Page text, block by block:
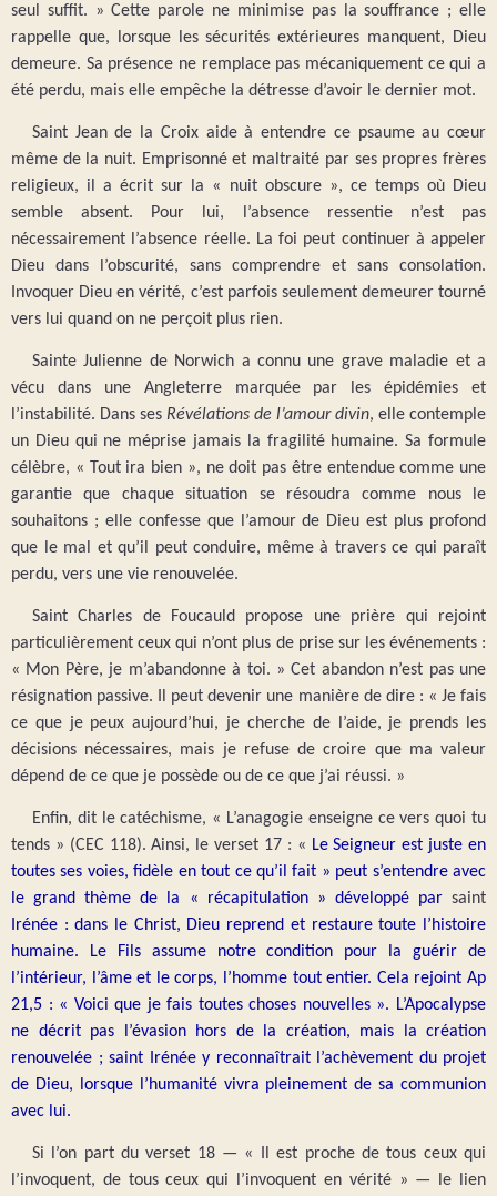
seul suffit. » Cette parole ne minimise pas la souffrance ; elle
rappelle que, lorsque les sécurités extérieures manquent, Dieu
demeure. Sa présence ne remplace pas mécaniquement ce qui a
été perdu, mais elle empêche la détresse d’avoir le dernier mot.
Saint Jean de la Croix aide à entendre ce psaume au cœur
même de la nuit. Emprisonné et maltraité par ses propres frères
religieux, il a écrit sur la « nuit obscure », ce temps où Dieu
semble absent. Pour lui, l’absence ressentie n’est pas
nécessairement l’absence réelle. La foi peut continuer à appeler
Dieu dans l’obscurité, sans comprendre et sans consolation.
Invoquer Dieu en vérité, c’est parfois seulement demeurer tourné
vers lui quand on ne perçoit plus rien.
Sainte Julienne de Norwich a connu une grave maladie et a
vécu dans une Angleterre marquée par les épidémies et
l’instabilité. Dans ses Révélations de l’amour divin, elle contemple
un Dieu qui ne méprise jamais la fragilité humaine. Sa formule
célèbre, « Tout ira bien », ne doit pas être entendue comme une
garantie que chaque situation se résoudra comme nous le
souhaitons ; elle confesse que l’amour de Dieu est plus profond
que le mal et qu’il peut conduire, même à travers ce qui paraît
perdu, vers une vie renouvelée.
Saint Charles de Foucauld propose une prière qui rejoint
particulièrement ceux qui n’ont plus de prise sur les événements :
« Mon Père, je m’abandonne à toi. » Cet abandon n’est pas une
résignation passive. Il peut devenir une manière de dire : « Je fais
ce que je peux aujourd’hui, je cherche de l’aide, je prends les
décisions nécessaires, mais je refuse de croire que ma valeur
dépend de ce que je possède ou de ce que j’ai réussi. »
Enfin, dit le catéchisme, « L’anagogie enseigne ce vers quoi tu
tends » (CEC 118). Ainsi, le verset 17 : « Le Seigneur est juste en
toutes ses voies, fidèle en tout ce qu’il fait » peut s’entendre avec
le grand thème de la « récapitulation » développé par saint
Irénée : dans le Christ, Dieu reprend et restaure toute l’histoire
humaine. Le Fils assume notre condition pour la guérir de
l’intérieur, l’âme et le corps, l’homme tout entier. Cela rejoint Ap
21,5 : « Voici que je fais toutes choses nouvelles ». L’Apocalypse
ne décrit pas l’évasion hors de la création, mais la création
renouvelée ; saint Irénée y reconnaîtrait l’achèvement du projet
de Dieu, lorsque l’humanité vivra pleinement de sa communion
avec lui.
Si l’on part du verset 18 — « Il est proche de tous ceux qui
l’invoquent, de tous ceux qui l’invoquent en vérité » — le lien